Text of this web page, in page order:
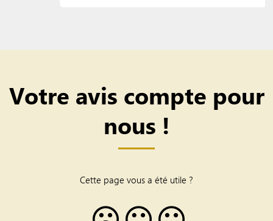
Votre avis compte pour
nous !
Cette page vous a été utile ?